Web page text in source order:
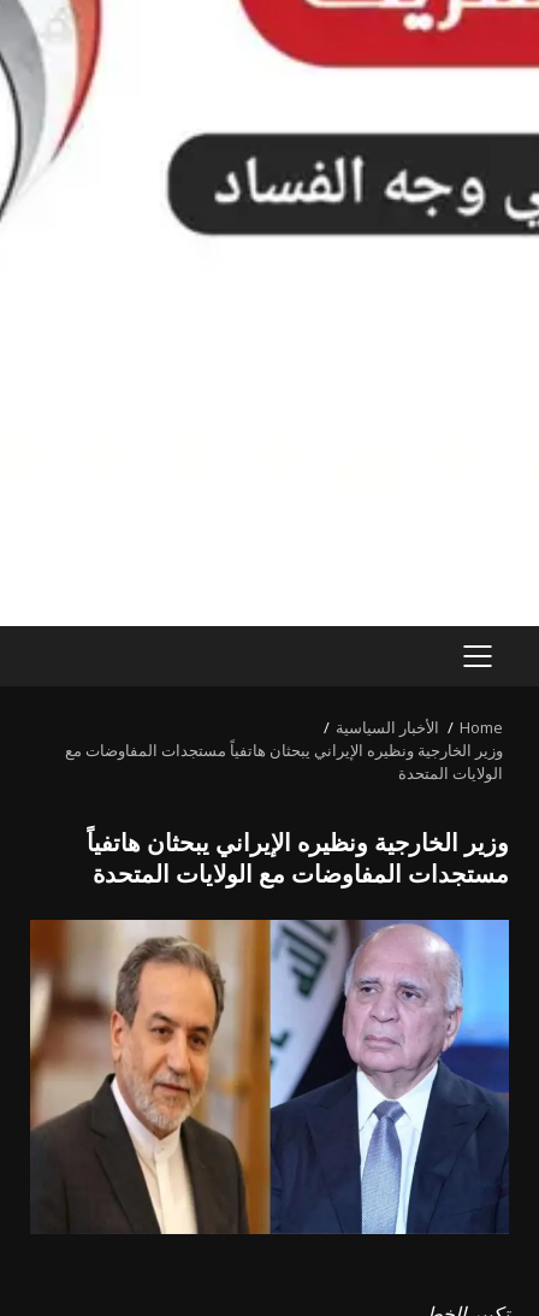
PRIMARY
Home
الأخبار السياسية
وزير الخارجية ونظيره الإيراني يبحثان هاتفياً مستجدات المفاوضات مع
الولايات المتحدة
وزير الخارجية ونظيره الإيراني يبحثان هاتفياً
مستجدات المفاوضات مع الولايات المتحدة